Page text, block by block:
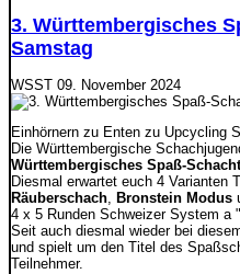
3. Württembergisches
Samstag
WSST 09. November 2024
Einhörnern zu Enten zu Upcycling
Die Württembergische
Württembergisches Spaß-
Diesmal erwartet euch 4 Varianten
Räuberschach, Bronstein Modus
4 x 5 Runden Schweizer System a
Seit auch diesmal wieder bei
und spielt um den Titel des
Teilnehmer.